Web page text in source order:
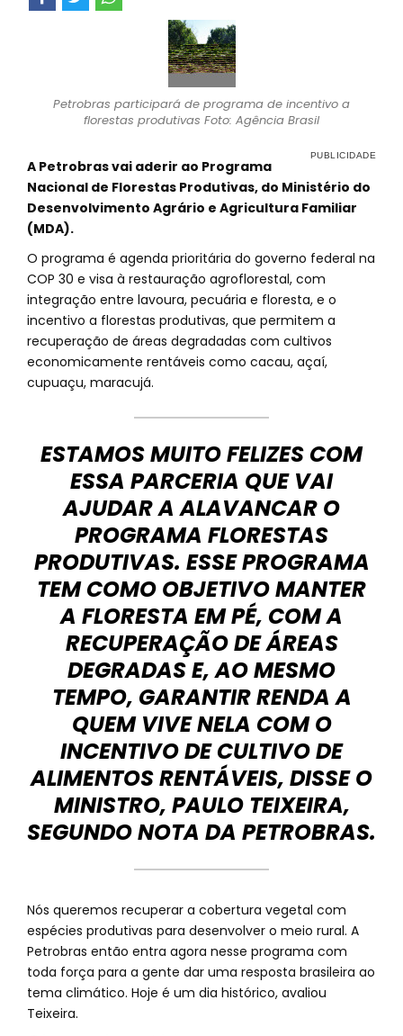
Petrobras participará de programa de incentivo a
florestas produtivas Foto: Agência Brasil
A Petrobras vai aderir ao Programa
Nacional de Florestas Produtivas, do Ministério do
Desenvolvimento Agrário e Agricultura Familiar
(MDA).
O programa é agenda prioritária do governo federal na
COP 30 e visa à restauração agroflorestal, com
integração entre lavoura, pecuária e floresta, e o
incentivo a florestas produtivas, que permitem a
recuperação de áreas degradadas com cultivos
economicamente rentáveis como cacau, açaí,
cupuaçu, maracujá.
ESTAMOS MUITO FELIZES COM
ESSA PARCERIA QUE VAI
AJUDAR A ALAVANCAR O
PROGRAMA FLORESTAS
PRODUTIVAS. ESSE PROGRAMA
TEM COMO OBJETIVO MANTER
A FLORESTA EM PÉ, COM A
RECUPERAÇÃO DE ÁREAS
DEGRADAS E, AO MESMO
TEMPO, GARANTIR RENDA A
QUEM VIVE NELA COM O
INCENTIVO DE CULTIVO DE
ALIMENTOS RENTÁVEIS, DISSE O
MINISTRO, PAULO TEIXEIRA,
SEGUNDO NOTA DA PETROBRAS.
Nós queremos recuperar a cobertura vegetal com
espécies produtivas para desenvolver o meio rural. A
Petrobras então entra agora nesse programa com
toda força para a gente dar uma resposta brasileira ao
tema climático. Hoje é um dia histórico, avaliou
Teixeira.